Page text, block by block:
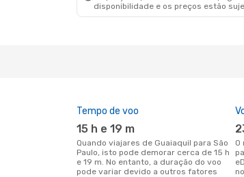
disponibilidade e os preços estão
Tempo de voo
15 h e 19 m
Quando viajares de Guaiaquil para São
Paulo, isto pode demorar cerca de 15 h
e 19 m. No entanto, a duração do voo
pode variar devido a outros fatores
O melhor preço para voos de Guaiaquil